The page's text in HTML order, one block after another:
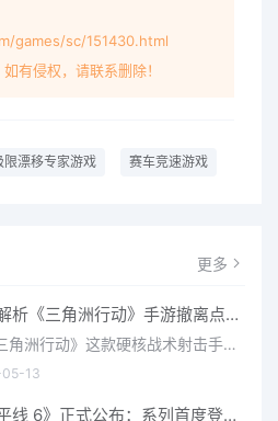
games/sc/151430.html
有侵权，请联系删除！
限漂移专家游戏 赛车竞速游戏
更多
深度解析《三角洲行动》手游撤离点机制与地图全攻略
在《三角洲行动》这款硬核战术射击手游中，撤离是每位干员行动的核心目标。无论你在战场中搜刮了多少高价值物
13
《地平线 6》正式公布：系列首度登陆亚洲，日本嘉年华即将启幕